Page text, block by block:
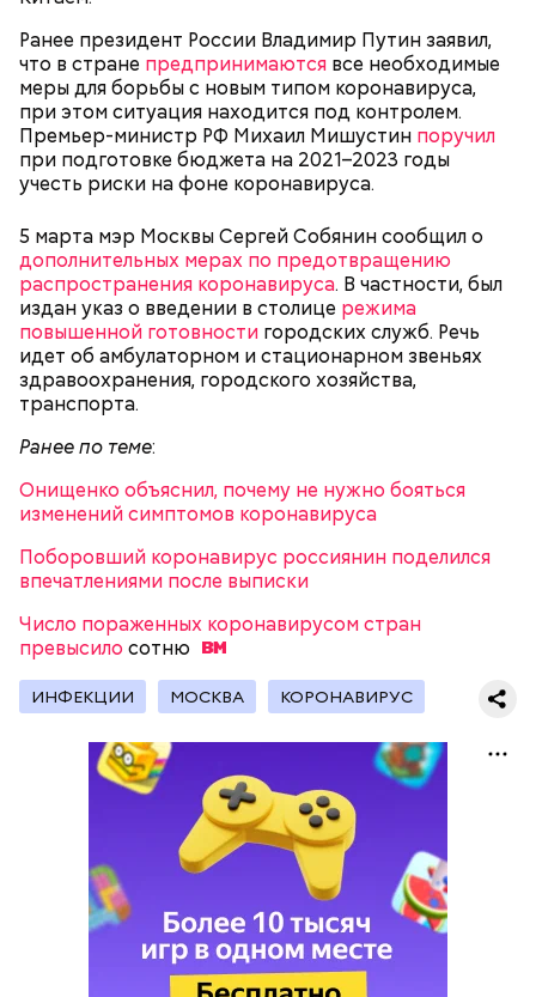
Ранее президент России Владимир Путин заявил,
что в стране предпринимаются все необходимые
меры для борьбы с новым типом коронавируса,
при этом ситуация находится под контролем.
Премьер-министр РФ Михаил Мишустин поручил
при подготовке бюджета на 2021–2023 годы
учесть риски на фоне коронавируса.
5 марта мэр Москвы Сергей Собянин сообщил о
дополнительных мерах по предотвращению
распространения коронавируса. В частности, был
издан указ о введении в столице режима
повышенной готовности городских служб. Речь
идет об амбулаторном и стационарном звеньях
здравоохранения, городского хозяйства,
транспорта.
Ранее по теме:
Онищенко объяснил, почему не нужно бояться
изменений симптомов коронавируса
Поборовший коронавирус россиянин поделился
впечатлениями после выписки
Число пораженных коронавирусом стран
превысило сотню
ИНФЕКЦИИ МОСКВА КОРОНАВИРУС
Читайте также:Спасатели предупредили об
опасности нахождения на весеннем льду
столичных водоемов